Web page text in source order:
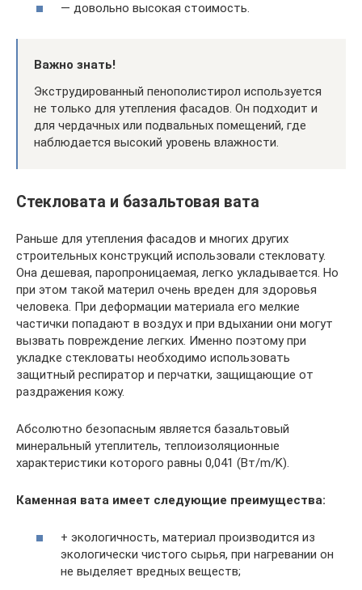
— довольно высокая стоимость.
Важно знать!
Экструдированный пенополистирол используется
не только для утепления фасадов. Он подходит и
для чердачных или подвальных помещений, где
наблюдается высокий уровень влажности.
Стекловата и базальтовая вата
Раньше для утепления фасадов и многих других
строительных конструкций использовали стекловату.
Она дешевая, паропроницаемая, легко укладывается. Но
при этом такой материл очень вреден для здоровья
человека. При деформации материала его мелкие
частички попадают в воздух и при вдыхании они могут
вызвать повреждение легких. Именно поэтому при
укладке стекловаты необходимо использовать
защитный респиратор и перчатки, защищающие от
раздражения кожу.
Абсолютно безопасным является базальтовый
минеральный утеплитель, теплоизоляционные
характеристики которого равны 0,041 (Вт/m/K).
Каменная вата имеет следующие преимущества:
+ экологичность, материал производится из
экологически чистого сырья, при нагревании он
не выделяет вредных веществ;